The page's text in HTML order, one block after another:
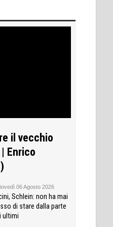
il vecchio
Enrico
06 Agosto 2026
Schlein: non ha mai
di stare dalla parte
ultimi